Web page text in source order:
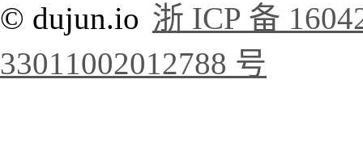
© dujun.io 浙 ICP 备
33011002012788 号